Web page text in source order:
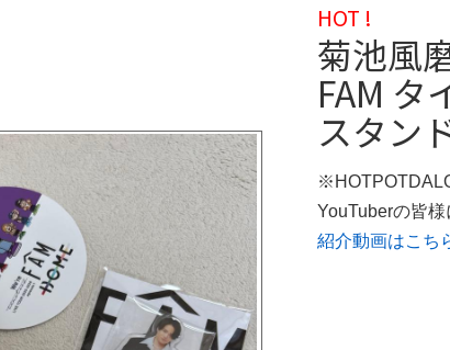
HOT !
菊池風
FAM タ
スタン
YouTuberの皆
紹介動画はこち